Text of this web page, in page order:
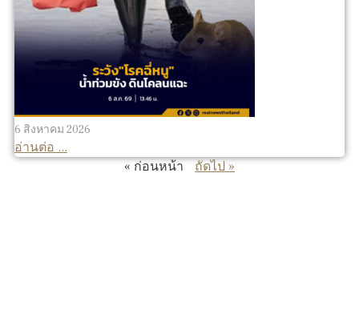
6 สิงหาคม 2026
อ่านต่อ ...
« ก่อนหน้า
ถัดไป »